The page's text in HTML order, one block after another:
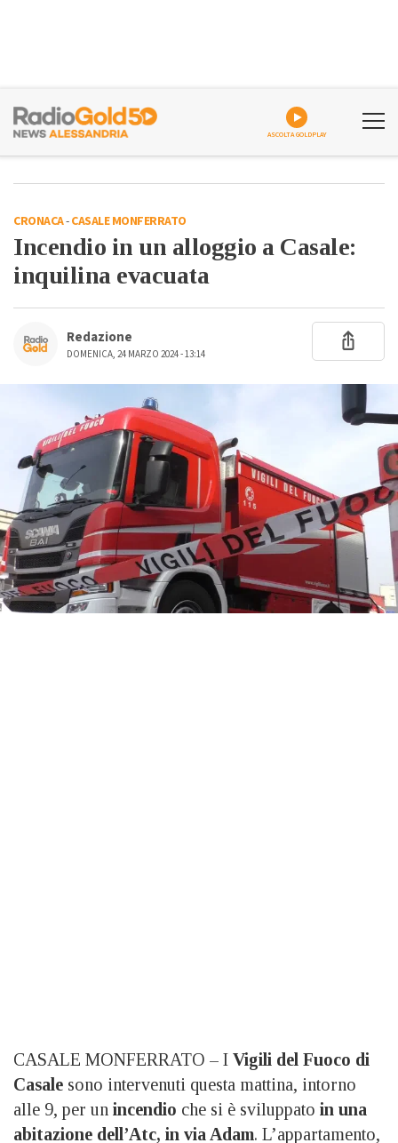
ASCOLTA GOLDPLAY
CRONACA-CASALE MONFERRATO
Incendio in un alloggio a Casale:
inquilina evacuata
Redazione
DOMENICA, 24 MARZO 2024 - 13:14
CASALE MONFERRATO – I Vigili del Fuoco di
Casale sono intervenuti questa mattina, intorno
alle 9, per un incendio che si è sviluppato in una
abitazione dell’Atc, in via Adam. L’appartamento,